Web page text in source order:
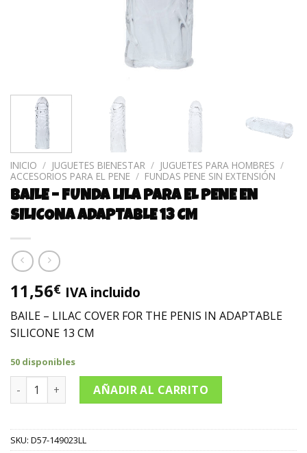
INICIO / JUGUETES BIENESTAR / JUGUETES PARA HOMBRES /
ACCESORIOS PARA EL PENE / FUNDAS PENE SIN EXTENSIÓN
BAILE – FUNDA LILA PARA EL PENE EN
SILICONA ADAPTABLE 13 CM
11,56€ IVA incluido
BAILE – LILAC COVER FOR THE PENIS IN ADAPTABLE
SILICONE 13 CM
50 disponibles
BAILE - FUNDA LILA PARA EL PENE EN SILICONA
AÑADIR AL CARRITO
SKU: D57-149023LL